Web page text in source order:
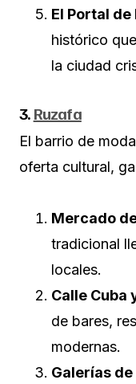
El Portal
histórico
la ciudad
3.Ruzafa
El barrio de
oferta cultural,
Mercado
tradicional
locales.
Calle Cuba
de bares,
modernas.
Galerías